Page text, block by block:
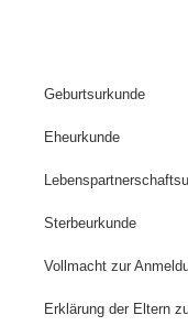
Geburtsurkunde
Eheurkunde
Sterbeurkunde
Vollmacht zur
Erklärung der Eltern